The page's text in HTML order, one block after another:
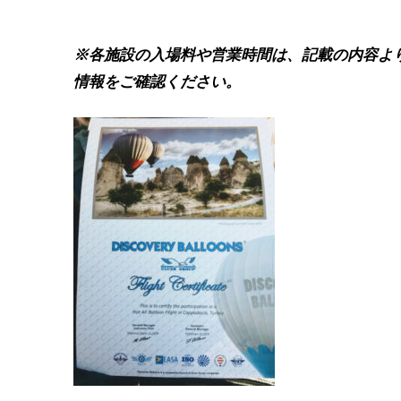
※各施設の入場料や営業時間は、記載の内容よ
情報をご確認ください。